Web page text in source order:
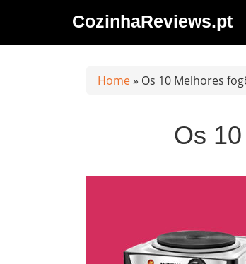
contenido
CozinhaReviews.pt
Home » Os 10 Melhores
Os